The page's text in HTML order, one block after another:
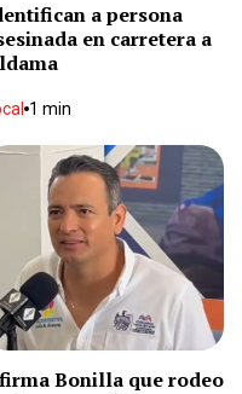
de alta tensión
pero los
7.4 sacude el occidente
a persona
en carretera a
1 min
Bonilla que rodeo